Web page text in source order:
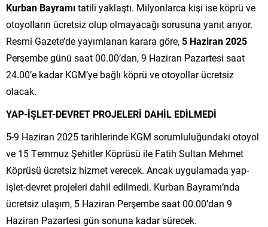
Kurban Bayramıtatili yaklaştı. Milyonlarca kişi ise köprü ve
otoyolların ücretsiz olup olmayacağı sorusuna yanıt arıyor.
Resmi Gazete’de yayımlanan karara göre, 5 Haziran 2025
Perşembe günü saat 00.00’dan, 9 Haziran Pazartesi saat
24.00’e kadar KGM’ye bağlı köprü ve otoyollar ücretsiz
olacak.
YAP-İŞLET-DEVRET PROJELERİ DAHİL EDİLMEDİ
5-9 Haziran 2025 tarihlerinde KGM sorumluluğundaki otoyol
ve 15 Temmuz Şehitler Köprüsü ile Fatih Sultan Mehmet
Köprüsü ücretsiz hizmet verecek. Ancak uygulamada yap-
işlet-devret projeleri dahil edilmedi. Kurban Bayramı’nda
ücretsiz ulaşım, 5 Haziran Perşembe saat 00.00’dan 9
Haziran Pazartesi gün sonuna kadar sürecek.